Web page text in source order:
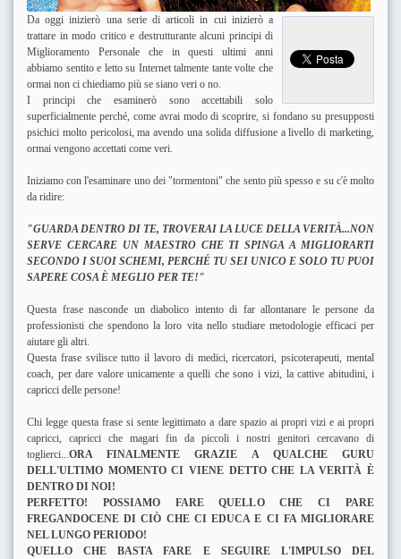
Da oggi inizierò una serie di articoli in cui inizierò a
trattare in modo critico e destrutturante alcuni principi di
Miglioramento Personale che in questi ultimi anni
abbiamo sentito e letto su Internet talmente tante volte che
ormai non ci chiediamo più se siano veri o no.
I principi che esaminerò sono accettabili solo
superficialmente perché, come avrai modo di scoprire, si fondano su presupposti
psichici molto pericolosi, ma avendo una solida diffusione a livello di marketing,
ormai vengono accettati come veri.
Iniziamo con l'esaminare uno dei "tormentoni" che sento più spesso e su c'è molto
da ridire:
"GUARDA DENTRO DI TE, TROVERAI LA LUCE DELLA VERITÀ...NON
SERVE CERCARE UN MAESTRO CHE TI SPINGA A MIGLIORARTI
SECONDO I SUOI SCHEMI, PERCHÉ TU SEI UNICO E SOLO TU PUOI
SAPERE COSA È MEGLIO PER TE!"
Questa frase nasconde un diabolico intento di far allontanare le persone da
professionisti che spendono la loro vita nello studiare metodologie efficaci per
aiutare gli altri.
Questa frase svilisce tutto il lavoro di medici, ricercatori, psicoterapeuti, mental
coach, per dare valore unicamente a quelli che sono i vizi, la cattive abitudini, i
capricci delle persone!
Chi legge questa frase si sente legittimato a dare spazio ai propri vizi e ai propri
capricci, capricci che magari fin da piccoli i nostri genitori cercavano di
toglierci...ORA FINALMENTE GRAZIE A QUALCHE GURU
DELL'ULTIMO MOMENTO CI VIENE DETTO CHE LA VERITÀ È
DENTRO DI NOI!
PERFETTO! POSSIAMO FARE QUELLO CHE CI PARE
FREGANDOCENE DI CIÒ CHE CI EDUCA E CI FA MIGLIORARE
NEL LUNGO PERIODO!
QUELLO CHE BASTA FARE E SEGUIRE L'IMPULSO DEL